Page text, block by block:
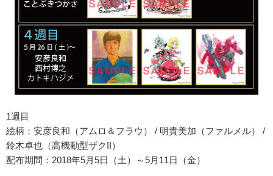
1週目
絵柄：安彦良和（アムロ＆フラウ） / 明貴美加（ファルメル） /
鈴木卓也（高機動型ザクII）
配布期間：2018年5月5日（土）～5月11日（金）